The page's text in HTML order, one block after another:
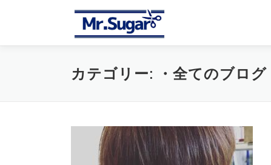
ン
カテゴリー: ・全てのブログ